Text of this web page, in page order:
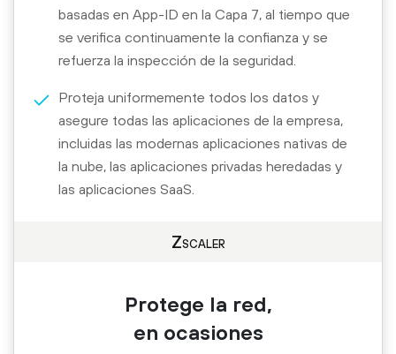
basadas en App-ID en la Capa 7, al tiempo que
se verifica continuamente la confianza y se
refuerza la inspección de la seguridad.
Proteja uniformemente todos los datos y
asegure todas las aplicaciones de la empresa,
incluidas las modernas aplicaciones nativas de
la nube, las aplicaciones privadas heredadas y
las aplicaciones SaaS.
Zscaler
Protege la red,
en ocasiones